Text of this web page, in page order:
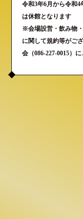
令和3年6月から令和
は休館となります
※会場設営・飲み物
に関して規約等がご
会（086-227-0015）